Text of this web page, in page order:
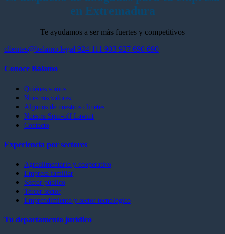
en Extremadura
Te ayudamos a ser más fuertes y competitivos
clientes@balamo.legal 924 111 903 927 690 690
Conoce Bálamo
Quiénes somos
Nuestros valores
Algunos de nuestros clinetes
Nuestra Spin-off Lawint
Contacto
Experiencia por sectores
Agroalimentario y cooperativo
Empresa familiar
Sector público
Tercer sector
Emprendimiento y sector tecnológico
Tu departamento jurídico